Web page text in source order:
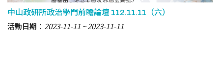
中山政研所政治學門前瞻論壇 112.11.11（六）
活動日期： 2023-11-11 2023-11-11